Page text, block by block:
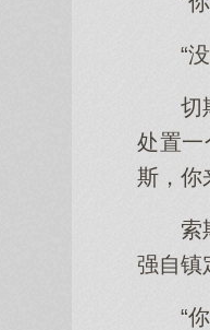
“
切
处置一
斯，你
索
强自镇
“